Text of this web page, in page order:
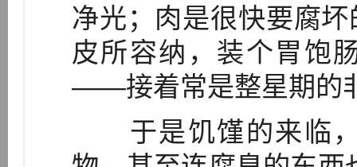
净光；肉是很快要腐
皮所容纳，装个胃饱
——接着常是整星期的
于是饥馑的来临，